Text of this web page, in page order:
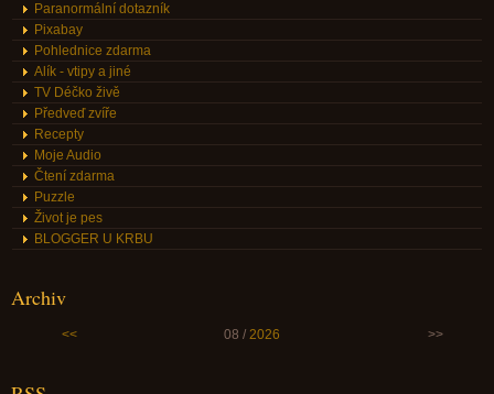
Paranormální dotazník
Pixabay
Pohlednice zdarma
Alík - vtipy a jiné
TV Déčko živě
Předveď zvíře
Recepty
Moje Audio
Čtení zdarma
Puzzle
Život je pes
BLOGGER U KRBU
Archiv
<< 08 / 2026 >>